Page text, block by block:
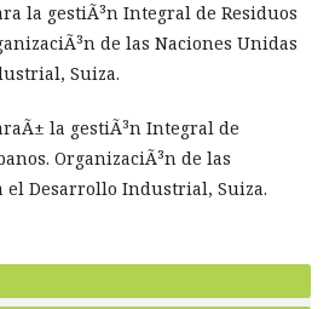
la gestiÃ³n Integral de Residuos
de las Naciones Unidas
Suiza.
la gestiÃ³n Integral de
OrganizaciÃ³n de las
el Desarrollo Industrial, Suiza.